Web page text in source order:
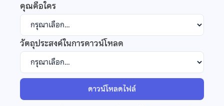
คุณคือใคร
วัตถุประสงค์ในการดาวน์โหลด
ดาวน์โหลดไฟล์